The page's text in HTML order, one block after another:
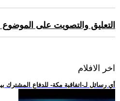
التعليق والتصويت على
اخر الافلام
.. أي رسائل لـ-اتفاقية مكة- للدفاع المشترك